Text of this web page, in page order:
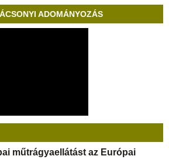
ADOMÁNYOZÁS
műtrágyaellátást az Európai